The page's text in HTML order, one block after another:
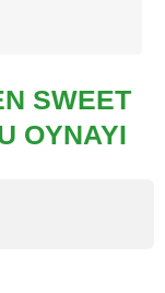
SWEET
OYNAYI